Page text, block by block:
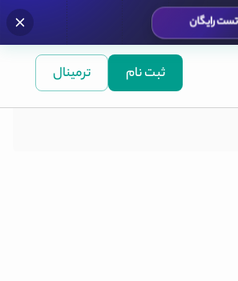
تست رایگان
ثبت نام ترمینال